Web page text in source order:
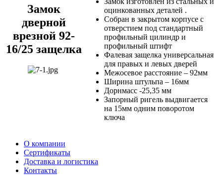
Замок
дверной
врезной 92-
16/25 защелка
оцинкованных деталей .
Собран в закрытом корпусе с
отверстием под стандартный
профильный цилиндр и
профильный штифт
Фалевая защелка универсальная
для правых и левых дверей
Межосевое расстояние – 92мм
Ширина штульпа – 16мм
Дорнмасс -25,35 мм
Запорный ригель выдвигается
на 15мм одним поворотом
ключа
О компании
Сертификаты
Доставка и логистика
Контакты